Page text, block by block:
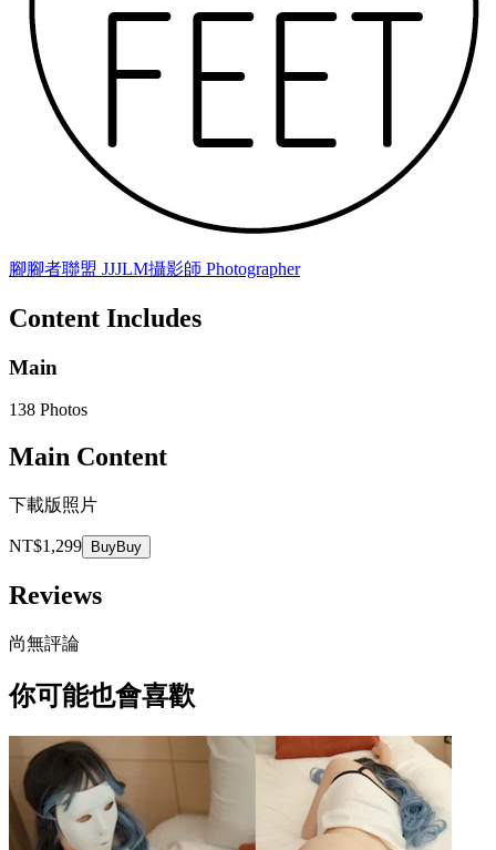
腳腳者聯盟 JJJLM攝影師 Photographer
Content Includes
Main
138 Photos
Main Content
下載版照片
NT$1,299 BuyBuy
Reviews
尚無評論
你可能也會喜歡